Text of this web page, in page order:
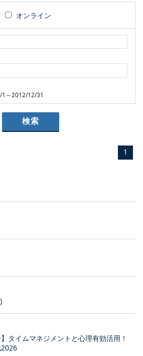
オンライン
～2012/12/31
1
タイムマネジメントと心理有効活用！